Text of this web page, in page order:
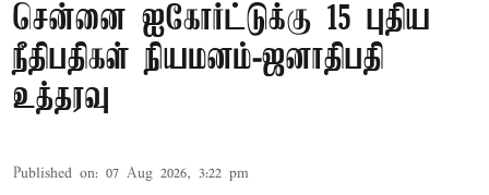
சென்னை ஐகோர்ட்டுக்கு 15 புதிய
நீதிபதிகள் நியமனம்-ஜனாதிபதி
உத்தரவு
Published on: 07 Aug 2026, 3:22 pm